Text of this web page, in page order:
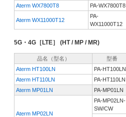
Aterm WX7800T8
PA-WX7800T8
Aterm WX11000T12
PA-
WX11000T12
5G・4G［LTE］ (HT / MP / MR)
品名（型名） 型番
Aterm HT100LN
PA-HT100LN
Aterm HT110LN
PA-HT110LN
Aterm MP01LN
PA-MP01LN
Aterm MP02LN
PA-MP02LN-
SW/CW